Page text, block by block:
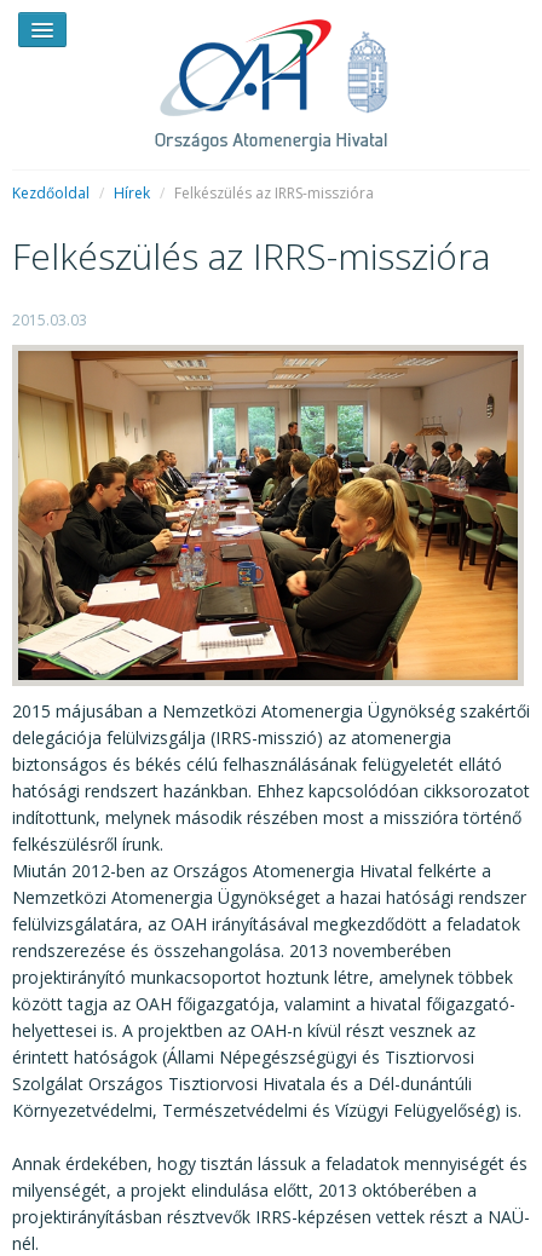
HÍREK
SAJTÓSZOBA
HIRDETMÉNYEK
BEMUTATKOZÁS
FELADATOK
KÖZÉRDEKŰ ADATOK
JOGI SZABÁLYOZÁS, ÚTMUTATÓK
KIADVÁNYOK, JELENTÉSEK
NYOMTATVÁNYOK, SZOFTVEREK
E-ÜGYINTÉZÉS
Kezdőoldal / Hírek / Felkészülés az IRRS-misszióra
Felkészülés az IRRS-misszióra
2015.03.03
2015 májusában a Nemzetközi Atomenergia Ügynökség szakértői
delegációja felülvizsgálja (IRRS-misszió) az atomenergia
biztonságos és békés célú felhasználásának felügyeletét ellátó
hatósági rendszert hazánkban. Ehhez kapcsolódóan cikksorozatot
indítottunk, melynek második részében most a misszióra történő
felkészülésről írunk.
Miután 2012-ben az Országos Atomenergia Hivatal felkérte a
Nemzetközi Atomenergia Ügynökséget a hazai hatósági rendszer
felülvizsgálatára, az OAH irányításával megkezdődött a feladatok
rendszerezése és összehangolása. 2013 novemberében
projektirányító munkacsoportot hoztunk létre, amelynek többek
között tagja az OAH főigazgatója, valamint a hivatal főigazgató-
helyettesei is. A projektben az OAH-n kívül részt vesznek az
érintett hatóságok (Állami Népegészségügyi és Tisztiorvosi
Szolgálat Országos Tisztiorvosi Hivatala és a Dél-dunántúli
Környezetvédelmi, Természetvédelmi és Vízügyi Felügyelőség) is.
Annak érdekében, hogy tisztán lássuk a feladatok mennyiségét és
milyenségét, a projekt elindulása előtt, 2013 októberében a
projektirányításban résztvevők IRRS-képzésen vettek részt a NAÜ-
nél.